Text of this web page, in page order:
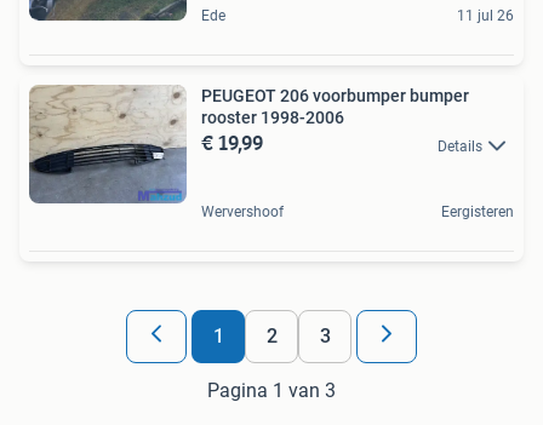
Ede 11 jul 26
PEUGEOT 206 voorbumper bumper
rooster 1998-2006
€ 19,99 Details
Wervershoof Eergisteren
1 2 3
Pagina 1 van 3